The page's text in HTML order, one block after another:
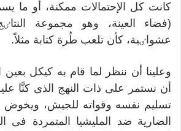
كانت كل الإحتمالات ممكنة، أو ما
(فضاء العينة، وهو مجموعة
عشواٸية، كأن تلعب طُرة كتابة مثلاً.
وعلينا أن ننظر لما قام به كيكل بعين
أن نستمر علی ذات النهج الذی كنَّا
تسليم نفسه وقواته للجيش، ويخوض
الضارية ضد المليشيا المتمردة فی